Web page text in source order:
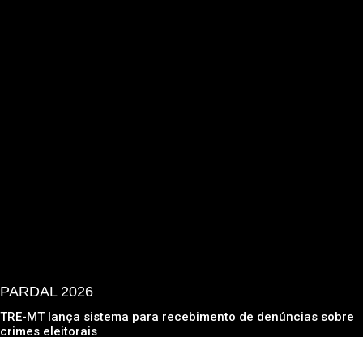
PARDAL 2026
TRE-MT lança sistema para recebimento de denúncias sobre
crimes eleitorais